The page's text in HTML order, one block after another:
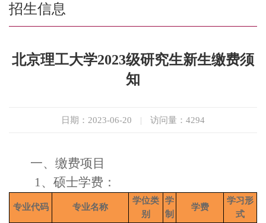
招生信息
北京理工大学2023级研究生新生缴费须
知
日期：2023-06-20 | 访问量： 4294
一、缴费项目
1 、 硕士学费：
专业代码 专业名称
学位类
别
学
制
学费
学习形
式